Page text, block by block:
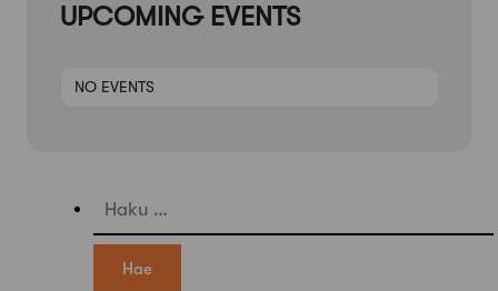
UPCOMING EVENTS
NO EVENTS
Haku: